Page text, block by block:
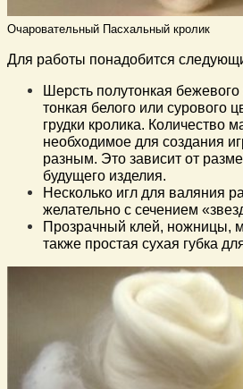
Очаровательный Пасхальный кролик
Для работы понадобится
Шерсть полутонкая
тонкая белого или сурового
грудки кролика. Количество
необходимое для создания
разным. Это зависит от
будущего изделия.
Несколько игл для валяния
желательно с сечением
Прозрачный клей, ножницы,
также простая сухая губка